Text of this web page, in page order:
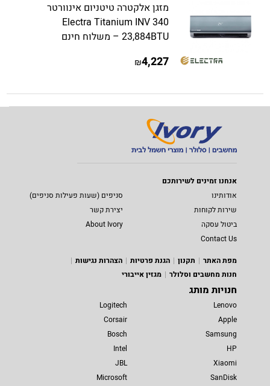
מזגן אלקטרה טיטניום אינוורטר
Electra Titanium INV 340
23,884BTU – משלוח חינם
4,227
₪
אנחנו זמינים לשירותכם
אודותינו
סניפים (שעות פעילות סניפים)
שירות לקוחות
יצירת קשר
ביטול עסקה
About Ivory
Contact Us
מפת האתר
תקנון הגנת פרטיות
הצהרות נגישות
חנות מחשבים וסלולר
מגזין אייבורי
חנויות מותג
Lenovo
Apple
Samsung
HP
Xiaomi
SanDisk
Logitech
Corsair
Bosch
Intel
JBL
Microsoft